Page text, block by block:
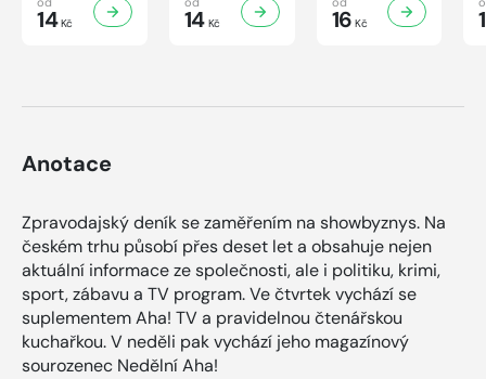
14Kč 14Kč 16 Kč
Anotace
Zpravodajský deník se zaměřením na showbyznys. Na
českém trhu působí přes deset let a obsahuje nejen
aktuální informace ze společnosti, ale i politiku, krimi,
sport, zábavu a TV program. Ve čtvrtek vychází se
suplementem Aha! TV a pravidelnou čtenářskou
kuchařkou. V neděli pak vychází jeho magazínový
sourozenec Nedělní Aha!